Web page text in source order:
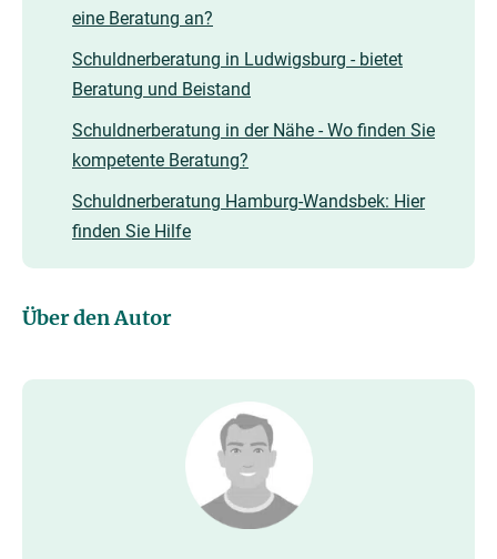
eine Beratung an?
Schuldnerberatung in Ludwigsburg - bietet
Beratung und Beistand
Schuldnerberatung in der Nähe - Wo finden Sie
kompetente Beratung?
Schuldnerberatung Hamburg-Wandsbek: Hier
finden Sie Hilfe
Über den Autor